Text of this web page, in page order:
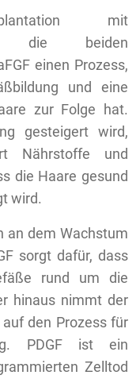
mit
die beiden
einen Prozess,
und eine
zur Folge hat.
gesteigert wird,
Nährstoffe und
die Haare gesund
wird.
an dem Wachstum
sorgt dafür, dass
rund um die
hinaus nimmt der
den Prozess für
PDGF ist ein
Zelltod